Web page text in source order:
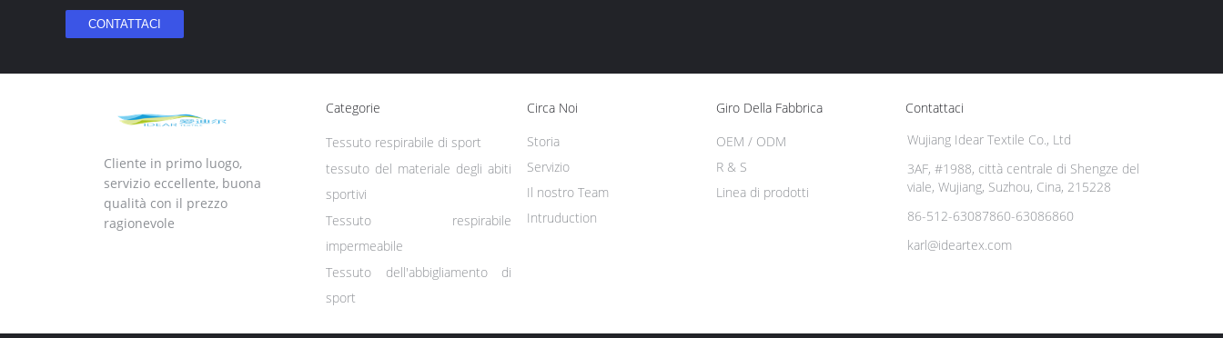
Cliente in primo luogo,
servizio eccellente, buona
qualità con il prezzo
ragionevole
Categorie
Tessuto dell'abbigliamento di
sport
Tessuto respirabile di sport
tessuto del materiale degli abiti
sportivi
Tessuto respirabile
impermeabile
Circa Noi
Intruduction
Storia
Servizio
Il nostro Team
Giro Della Fabbrica
Linea di prodotti
OEM / ODM
R & S
Contattaci
Wujiang Idear Textile Co., Ltd
3AF, #1988, città centrale di Shengze del
viale, Wujiang, Suzhou, Cina, 215228
86-512-63087860-63086860
karl@ideartex.com